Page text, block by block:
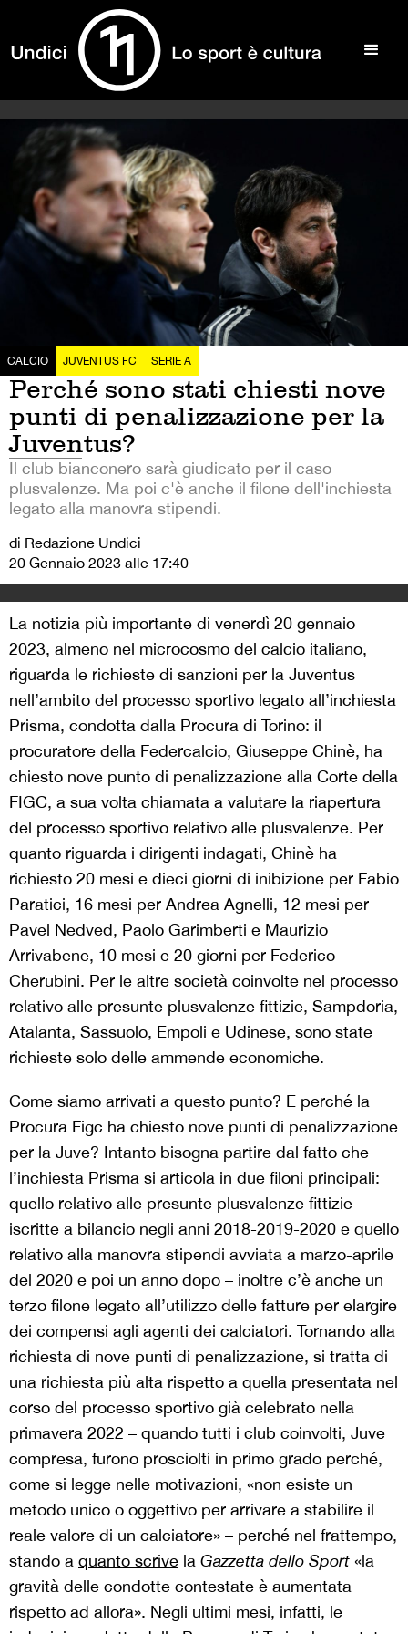
CALCIO JUVENTUS FC SERIE A
Perché sono stati chiesti nove
punti di penalizzazione per la
Juventus?
Il club bianconero sarà giudicato per il caso
plusvalenze. Ma poi c'è anche il filone dell'inchiesta
legato alla manovra stipendi.
di Redazione Undici
20 Gennaio 2023 alle 17:40
La notizia più importante di venerdì 20 gennaio
2023, almeno nel microcosmo del calcio italiano,
riguarda le richieste di sanzioni per la Juventus
nell’ambito del processo sportivo legato all’inchiesta
Prisma, condotta dalla Procura di Torino: il
procuratore della Federcalcio, Giuseppe Chinè, ha
chiesto nove punto di penalizzazione alla Corte della
FIGC, a sua volta chiamata a valutare la riapertura
del processo sportivo relativo alle plusvalenze. Per
quanto riguarda i dirigenti indagati, Chinè ha
richiesto 20 mesi e dieci giorni di inibizione per Fabio
Paratici, 16 mesi per Andrea Agnelli, 12 mesi per
Pavel Nedved, Paolo Garimberti e Maurizio
Arrivabene, 10 mesi e 20 giorni per Federico
Cherubini. Per le altre società coinvolte nel processo
relativo alle presunte plusvalenze fittizie, Sampdoria,
Atalanta, Sassuolo, Empoli e Udinese, sono state
richieste solo delle ammende economiche.
Come siamo arrivati a questo punto? E perché la
Procura Figc ha chiesto nove punti di penalizzazione
per la Juve? Intanto bisogna partire dal fatto che
l’inchiesta Prisma si articola in due filoni principali:
quello relativo alle presunte plusvalenze fittizie
iscritte a bilancio negli anni 2018-2019-2020 e quello
relativo alla manovra stipendi avviata a marzo-aprile
del 2020 e poi un anno dopo – inoltre c’è anche un
terzo filone legato all’utilizzo delle fatture per elargire
dei compensi agli agenti dei calciatori. Tornando alla
richiesta di nove punti di penalizzazione, si tratta di
una richiesta più alta rispetto a quella presentata nel
corso del processo sportivo già celebrato nella
primavera 2022 – quando tutti i club coinvolti, Juve
compresa, furono prosciolti in primo grado perché,
come si legge nelle motivazioni, «non esiste un
metodo unico o oggettivo per arrivare a stabilire il
reale valore di un calciatore» – perché nel frattempo,
stando a quanto scrive la Gazzetta dello Sport «la
gravità delle condotte contestate è aumentata
rispetto ad allora». Negli ultimi mesi, infatti, le